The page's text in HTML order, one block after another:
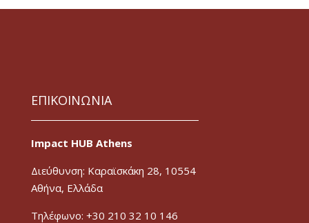
ΕΠΙΚΟΙΝΩΝΙΑ
Impact HUB Athens
Διεύθυνση: Καραϊσκάκη 28, 10554
Αθήνα, Ελλάδα
Τηλέφωνο: +30 210 32 10 146